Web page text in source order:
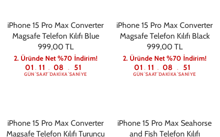
iPhone 15 Pro Max Converter
Magsafe Telefon Kılıfı Blue
999,00 TL
2. Üründe Net %70 İndirim!
01
GÜN : 11
SAAT: 08
DAKIKA: 50
SANIYE
iPhone 15 Pro Max Converter
Magsafe Telefon Kılıfı Black
999,00 TL
2. Üründe Net %70 İndirim!
01
GÜN : 11
SAAT: 08
DAKIKA: 50
SANIYE
iPhone 15 Pro Max Converter
Magsafe Telefon Kılıfı Turuncu
iPhone 15 Pro Max Seahorse
and Fish Telefon Kılıfı